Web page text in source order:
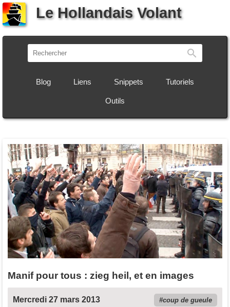
Le Hollandais Volant
Blog Liens Snippets Tutoriels
Outils
Manif pour tous : zieg heil, et en images
Mercredi 27 mars 2013 coup de gueule